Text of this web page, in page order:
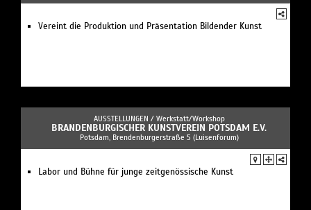
Vereint die Produktion und Präsentation Bildender Kunst
AUSSTELLUNGEN / Werkstatt/Workshop
BRANDENBURGISCHER KUNSTVEREIN POTSDAM E.V.
Potsdam, Brendenburgerstraße 5 (Luisenforum)
Labor und Bühne für junge zeitgenössische Kunst